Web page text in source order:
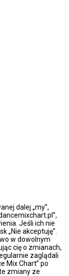
dalej „my”,
Jeśli ich nie
„Nie akceptuję”.
w dowolnym
cię o zmianach,
zaglądali
Mix Chart” po
zmiany ze